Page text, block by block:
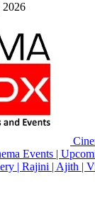
2026
Events |
| Rajini | Ajith |